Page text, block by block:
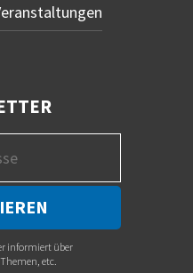
informiert über
etc.